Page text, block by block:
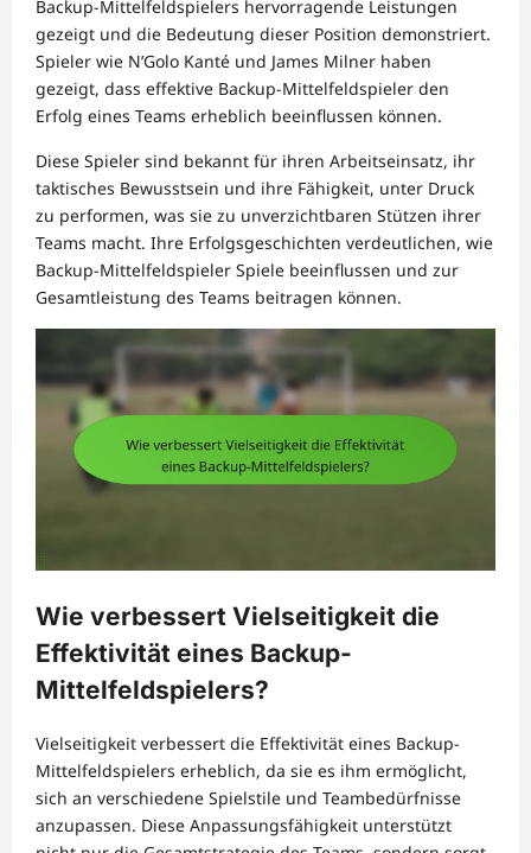
Backup-Mittelfeldspielers hervorragende Leistungen
gezeigt und die Bedeutung dieser Position demonstriert.
Spieler wie N’Golo Kanté und James Milner haben
gezeigt, dass effektive Backup-Mittelfeldspieler den
Erfolg eines Teams erheblich beeinflussen können.
Diese Spieler sind bekannt für ihren Arbeitseinsatz, ihr
taktisches Bewusstsein und ihre Fähigkeit, unter Druck
zu performen, was sie zu unverzichtbaren Stützen ihrer
Teams macht. Ihre Erfolgsgeschichten verdeutlichen, wie
Backup-Mittelfeldspieler Spiele beeinflussen und zur
Gesamtleistung des Teams beitragen können.
Wie verbessert Vielseitigkeit die
Effektivität eines Backup-
Mittelfeldspielers?
Vielseitigkeit verbessert die Effektivität eines Backup-
Mittelfeldspielers erheblich, da sie es ihm ermöglicht,
sich an verschiedene Spielstile und Teambedürfnisse
anzupassen. Diese Anpassungsfähigkeit unterstützt